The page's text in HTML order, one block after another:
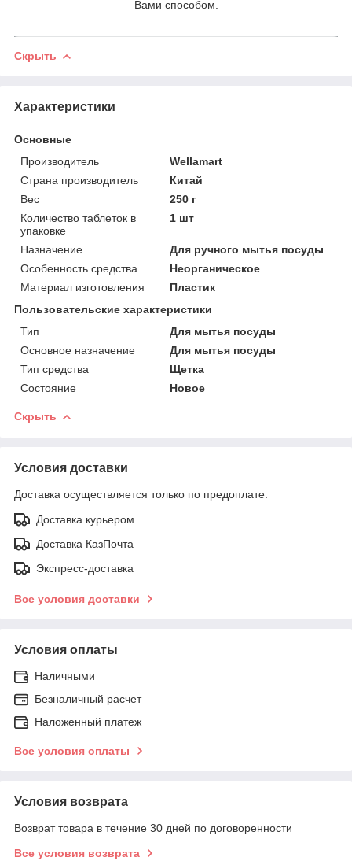
Вами способом.
Скрыть
Характеристики
Основные
Производитель
Wellamart
Страна производитель
Китай
Вес
250 г
Количество таблеток в
упаковке
1 шт
Назначение
Для ручного мытья посуды
Особенность средства
Неорганическое
Материал изготовления
Пластик
Пользовательские характеристики
Тип
Для мытья посуды
Основное назначение
Для мытья посуды
Тип средства
Щетка
Состояние
Новое
Скрыть
Условия доставки
Доставка осуществляется только по предоплате.
Доставка курьером
Доставка КазПочта
Экспресс-доставка
Все условия доставки
Условия оплаты
Наличными
Безналичный расчет
Наложенный платеж
Все условия оплаты
Условия возврата
Возврат товара в течение 30 дней по договоренности
Все условия возврата